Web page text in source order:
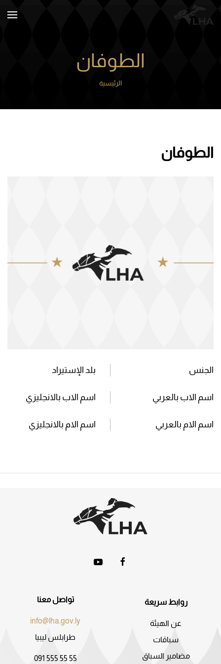
الطوفان
الرئيسية
الطوفان
الجنس بلد الإستيراد
اسم الاب بالعربي اسم الاب بالانجليزي
اسم الام بالعربي اسم الام بالانجليزي
روابط سريعة
عن الهيئة
سباقات
مضامير السباق
تواصل معنا
info@lha.gov.ly
طرابلس ليبيا
091 555 55 55